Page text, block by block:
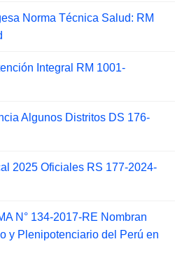
Norma Técnica Salud: RM
Integral RM 1001-
Algunos Distritos DS 176-
2025 Oficiales RS 177-2024-
N° 134-2017-RE Nombran
y Plenipotenciario del Perú en